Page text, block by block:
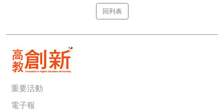
回列表
重要活動
電子報